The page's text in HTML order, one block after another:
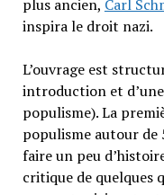
plus ancien, Carl
inspira le droit nazi.
L’ouvrage est
introduction et
populisme). La
populisme autour de
faire un peu
critique de quelques